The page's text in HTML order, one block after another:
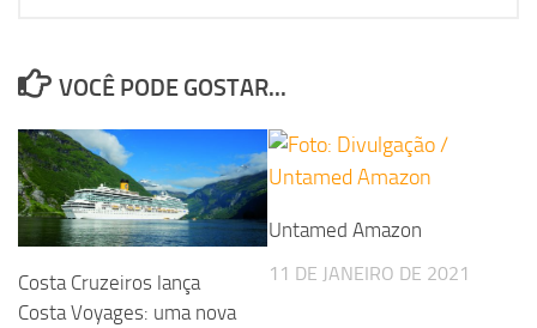
VOCÊ PODE GOSTAR...
Costa Cruzeiros lança
Costa Voyages: uma nova
Untamed Amazon
11 DE JANEIRO DE 2021